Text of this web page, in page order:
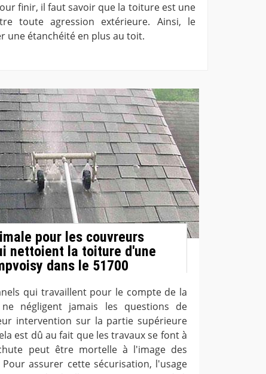
finir, il faut savoir que la toiture est une
toute agression extérieure. Ainsi, le
une étanchéité en plus au toit.
pour les couvreurs
nettoient la toiture d'une
dans le 51700
qui travaillent pour le compte de la
négligent jamais les questions de
intervention sur la partie supérieure
est dû au fait que les travaux se font à
peut être mortelle à l'image des
assurer cette sécurisation, l'usage